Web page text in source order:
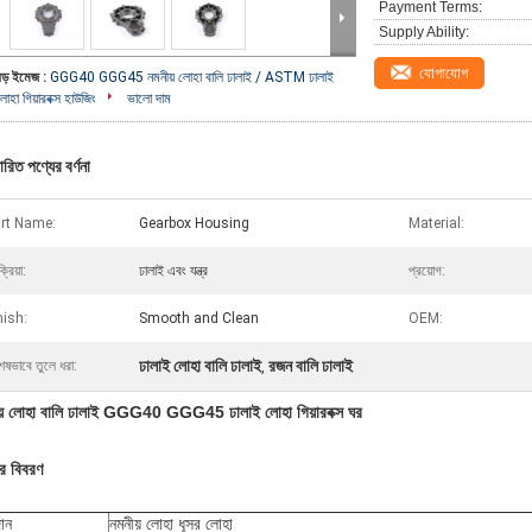
ইমেজ : GGG40 GGG45 নমনীয় লোহা বালি ঢালাই / ASTM ঢালাই
গিয়ারবক্স হাউজিং
ভালো দাম
Payment Terms:
Supply Ability:
যোগাযোগ
পণ্যের বর্ণনা
Name: Gearbox Housing Material:
ঢালাই এবং যন্ত্র প্রয়োগ:
Smooth and Clean OEM:
তুলে ধরা: ঢালাই লোহা বালি ঢালাই, রজন বালি ঢালাই
লোহা বালি ঢালাই GGG40 GGG45 ঢালাই লোহা গিয়ারবক্স ঘর
বিবরণ
নমনীয় লোহা ধূসর লোহা